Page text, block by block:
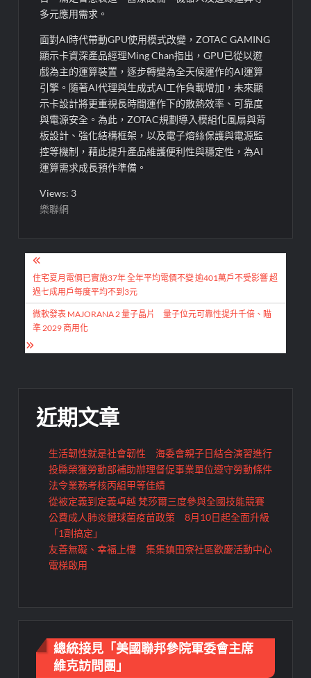
多元應用需求。
面對AI時代帶動GPU使用模式改變，ZOTAC GAMING
顯示卡資深產品經理Ming Chan指出，GPU已從以遊
戲為主的運算裝置，逐步轉變為全天候運作的AI運算
引擎。隨著AI代理與生成式AI工作負載增加，未來顯
示卡設計將更重視長時間運作下的散熱效率、可靠度
與電源安全。為此，ZOTAC規劃導入模組化風扇與背
板設計、強化結構框架，以及電子熔絲保護與電源監
控等機制，藉此提升產品維護便利性與穩定性，為AI
運算需求成長預作準備。
Views: 3
樂聯網
文
章
導
覽
住宅夏月電價已實施37年 全年平均電價不變 逾401萬戶不受影響 超
過七成用戶每度平均不到3元
微軟發表 MAJORANA 2 量子晶片 量子位元可靠性提升千倍、瞄
準 2029 商用化
近期文章
生活韌性就是社會韌性 海委會親子日結合演習進行
投縣榮獲勞動部補助辦理督促事業單位遵守勞動條件
法令業務考核丙組甲等佳績
從被定義到定義卓越 梵莎爾三度參與全國技能競賽
公費成人肺炎鏈球菌疫苗政策 8月10日起全面升級
「1劑搞定」
友善無礙、幸福上樓 集集鎮田寮社區歡慶活動中心
電梯啟用
總統接見「美國聯邦參院軍委會主席
維克訪問團」